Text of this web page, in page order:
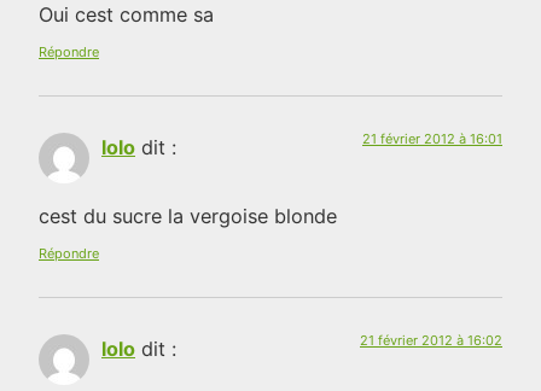
Oui cest comme sa
Répondre
lolo dit : 21 février 2012 à 16:01
cest du sucre la vergoise blonde
Répondre
lolo dit : 21 février 2012 à 16:02